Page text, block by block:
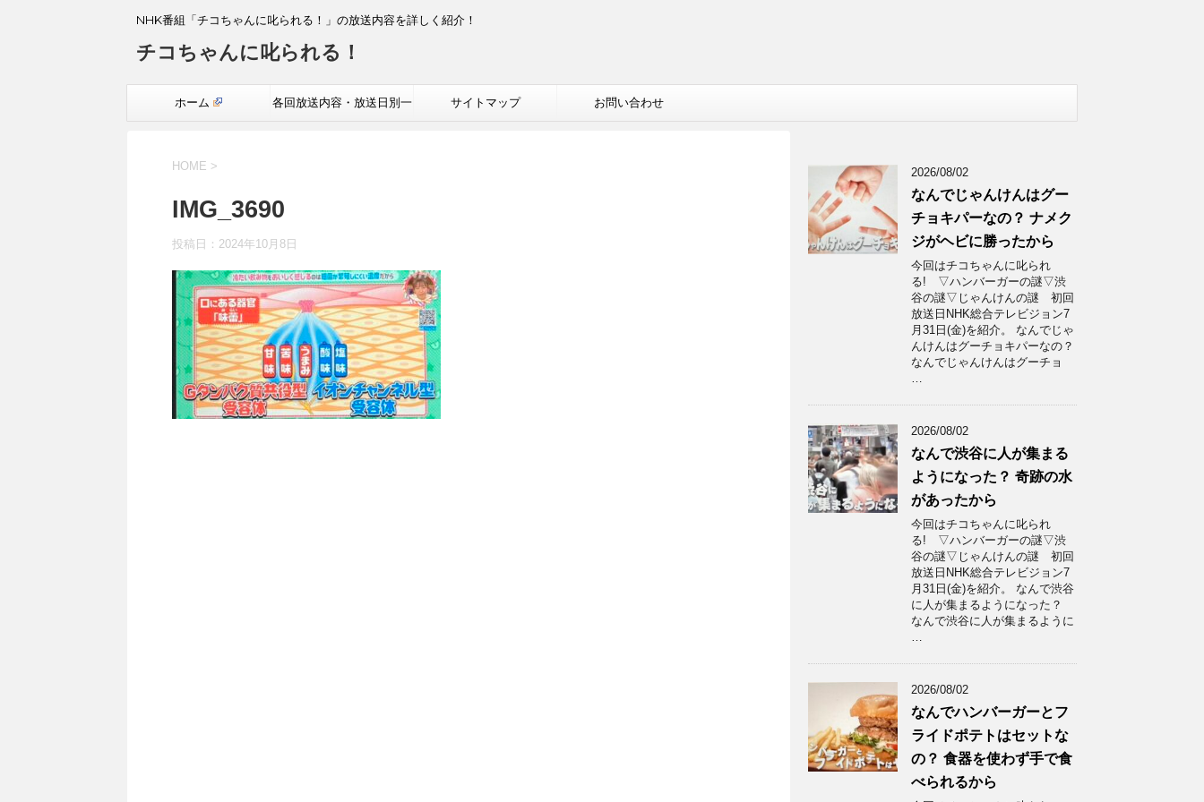
NHK番組「チコちゃんに叱られる！」の放送内容を詳しく紹介！
チコちゃんに叱られる！
ホーム 各回放送内容・放送日別一 サイトマップ お問い合わせ
HOME >
IMG_3690
投稿日： 2024年10月8日
2026/08/02
なんでじゃんけんはグー
チョキパーなの？ ナメク
ジがヘビに勝ったから
今回はチコちゃんに叱られ
る! ▽ハンバーガーの謎▽渋
谷の謎▽じゃんけんの謎 初回
放送日NHK総合テレビジョン7
月31日(金)を紹介。 なんでじゃ
んけんはグーチョキパーなの？
なんでじゃんけんはグーチョ
…
2026/08/02
なんで渋谷に人が集まる
ようになった？ 奇跡の水
があったから
今回はチコちゃんに叱られ
る! ▽ハンバーガーの謎▽渋
谷の謎▽じゃんけんの謎 初回
放送日NHK総合テレビジョン7
月31日(金)を紹介。 なんで渋谷
に人が集まるようになった？
なんで渋谷に人が集まるように
…
2026/08/02
なんでハンバーガーとフ
ライドポテトはセットな
の？ 食器を使わず手で食
べられるから